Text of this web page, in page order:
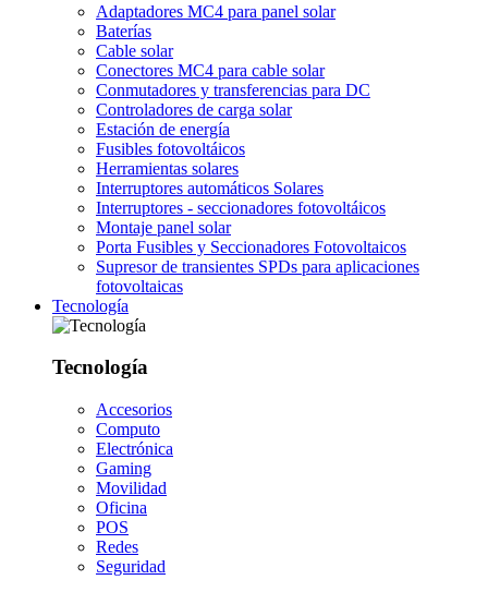
Adaptadores MC4 para panel solar
Baterías
Cable solar
Conectores MC4 para cable solar
Conmutadores y transferencias para DC
Controladores de carga solar
Estación de energía
Fusibles fotovoltáicos
Herramientas solares
Interruptores automáticos Solares
Interruptores - seccionadores fotovoltáicos
Montaje panel solar
Porta Fusibles y Seccionadores Fotovoltaicos
Supresor de transientes SPDs para aplicaciones
fotovoltaicas
Tecnología
Tecnología
Accesorios
Computo
Electrónica
Gaming
Movilidad
Oficina
POS
Redes
Seguridad